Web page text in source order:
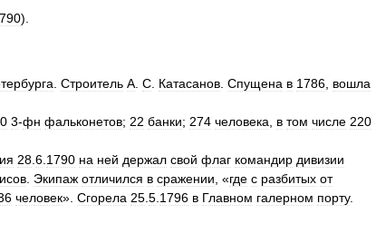
).
Строитель А С Катасанов Спущена в 1786 вошла
3-фн фальконетов; 22 банки; 274 человека в том числе 220
28 6 1790 на ней держал свой флаг командир дивизии
Экипаж отличился в сражении , «где с разбитых от
человек». Сгорела 25 5 1796 в Главном галерном порту.